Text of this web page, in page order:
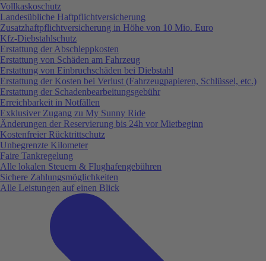
Vollkaskoschutz
Landesübliche Haftpflichtversicherung
Zusatzhaftpflichtversicherung in Höhe von 10 Mio. Euro
Kfz-Diebstahlschutz
Erstattung der Abschleppkosten
Erstattung von Schäden am Fahrzeug
Erstattung von Einbruchschäden bei Diebstahl
Erstattung der Kosten bei Verlust (Fahrzeugpapieren, Schlüssel, etc.)
Erstattung der Schadenbearbeitungsgebühr
Erreichbarkeit in Notfällen
Exklusiver Zugang zu My Sunny Ride
Änderungen der Reservierung bis 24h vor Mietbeginn
Kostenfreier Rücktrittschutz
Unbegrenzte Kilometer
Faire Tankregelung
Alle lokalen Steuern & Flughafengebühren
Sichere Zahlungsmöglichkeiten
Alle Leistungen auf einen Blick